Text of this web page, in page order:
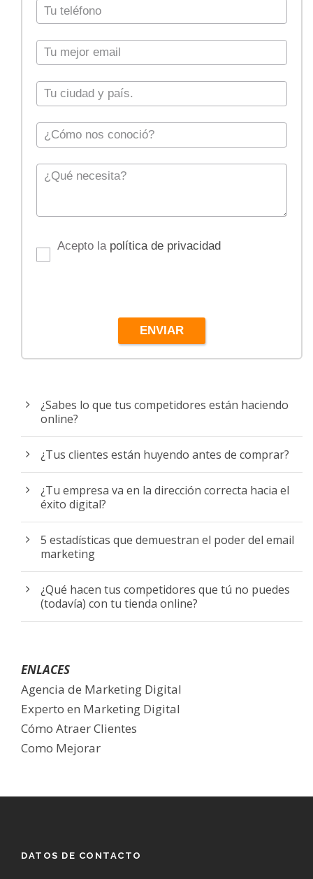
Acepto la política de privacidad
ENVIAR
¿Sabes lo que tus competidores están haciendo
online?
¿Tus clientes están huyendo antes de comprar?
¿Tu empresa va en la dirección correcta hacia el
éxito digital?
5 estadísticas que demuestran el poder del email
marketing
¿Qué hacen tus competidores que tú no puedes
(todavía) con tu tienda online?
ENLACES
Agencia de Marketing Digital
Experto en Marketing Digital
Cómo Atraer Clientes
Como Mejorar
DATOS DE CONTACTO